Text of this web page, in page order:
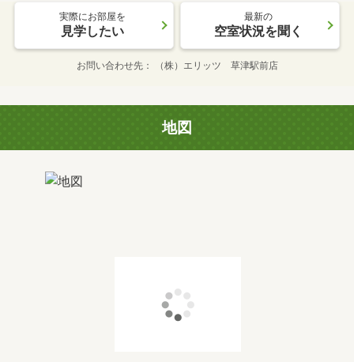
実際にお部屋を
見学したい
最新の
空室状況を聞く
お問い合わせ先 （株）エリッツ 草津駅前店
地図